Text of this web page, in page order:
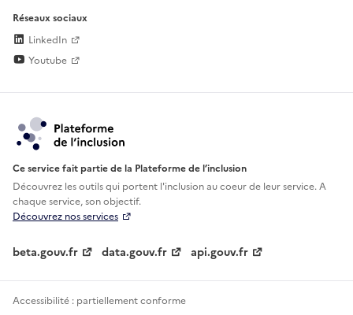
Réseaux sociaux
LinkedIn
Youtube
Ce service fait partie de la Plateforme de l’inclusion
Découvrez les outils qui portent l'inclusion aucoeur de leur service. A
chaque service, son objectif.
Découvrez nos services
beta.gouv.fr data.gouv.fr api.gouv.fr
Accessibilité : partiellement conforme